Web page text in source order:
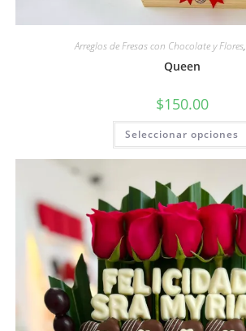
Arreglos de Fresas con Chocolate y Flores,
Queen
$150.00
Seleccionar opciones